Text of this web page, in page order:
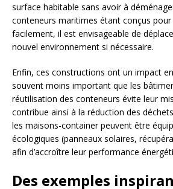
surface habitable sans avoir à
conteneurs maritimes étant conçus
facilement, il est envisageable de
nouvel environnement si nécessaire.
Enfin, ces constructions ont un impact
souvent moins important que les
réutilisation des conteneurs évite leur
contribue ainsi à la réduction des
les maisons-container peuvent être
écologiques (panneaux solaires,
afin d’accroître leur performance
Des exemples